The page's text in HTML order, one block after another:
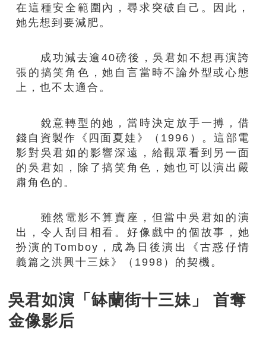
在這種安全範圍內，尋求突破自己。因此，
她先想到要減肥。
成功減去逾40磅後，吳君如不想再演誇
張的搞笑角色，她自言當時不論外型或心態
上，也不太適合。
銳意轉型的她，當時決定放手一搏，借
錢自資製作《四面夏娃》（1996）。這部電
影對吳君如的影響深遠，給觀眾看到另一面
的吳君如，除了搞笑角色，她也可以演出嚴
肅角色的。
雖然電影不算賣座，但當中吳君如的演
出，令人刮目相看。好像戲中的個故事，她
扮演的Tomboy，成為日後演出《古惑仔情
義篇之洪興十三妹》（1998）的契機。
吳君如演「缽蘭街十三妹」 首奪
金像影后